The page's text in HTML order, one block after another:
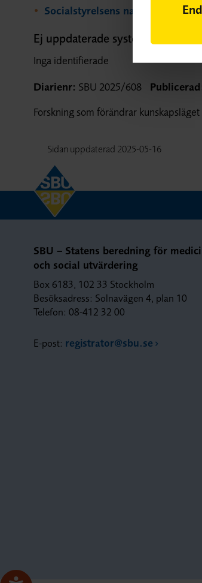
Socialstyrelsens nationella
Ej uppdaterade systematiska
Inga identifierade
Diarienr: SBU 2025/608
Forskning som förändrar
Sidan uppdaterad 2025-05-16
SBU – Statens beredning för
och social utvärdering
Box 6183, 102 33 Stockholm
Besöksadress: Solnavägen 4, plan 10
Telefon: 08-412 32 00
E-post: registrator@sbu.se